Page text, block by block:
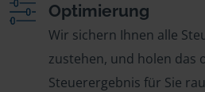
Optimierung
Wir sichern Ihnen alle
zustehen, und holen das
Steuerergebnis für Sie